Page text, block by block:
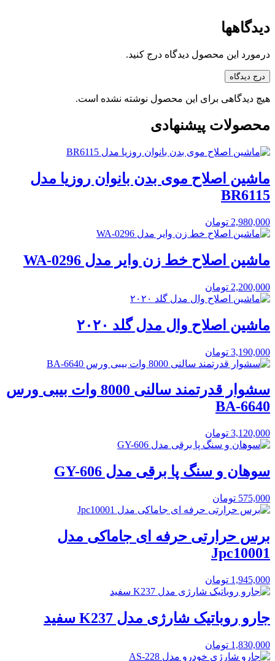
دیدگاهها
درمورد این محصول دیدگاه درج کنید.
درج دیدگاه
هیچ دیدگاهی برای این محصول نوشته نشده است.
محصولات پیشنهادی
ماشین اصلاح موی بدن بانوان روزیا مدل
BR6115
2,980,000 تومان
ماشین اصلاح خط زن وایر مدل WA-0296
2,200,000 تومان
ماشین اصلاح وال مدل گلد ۲۰۲۰
3,190,000 تومان
سشوار قدرتمند سالنی 8000 وات بیبی ورس
BA-6640
3,120,000 تومان
سوهان و سنگ پا برقی مدل GY-606
575,000 تومان
برس حرارتی حرفه ای جاماکی مدل
Jpc10001
1,945,000 تومان
جارو روباتیک شارژی مدل K237 سفید
1,830,000 تومان